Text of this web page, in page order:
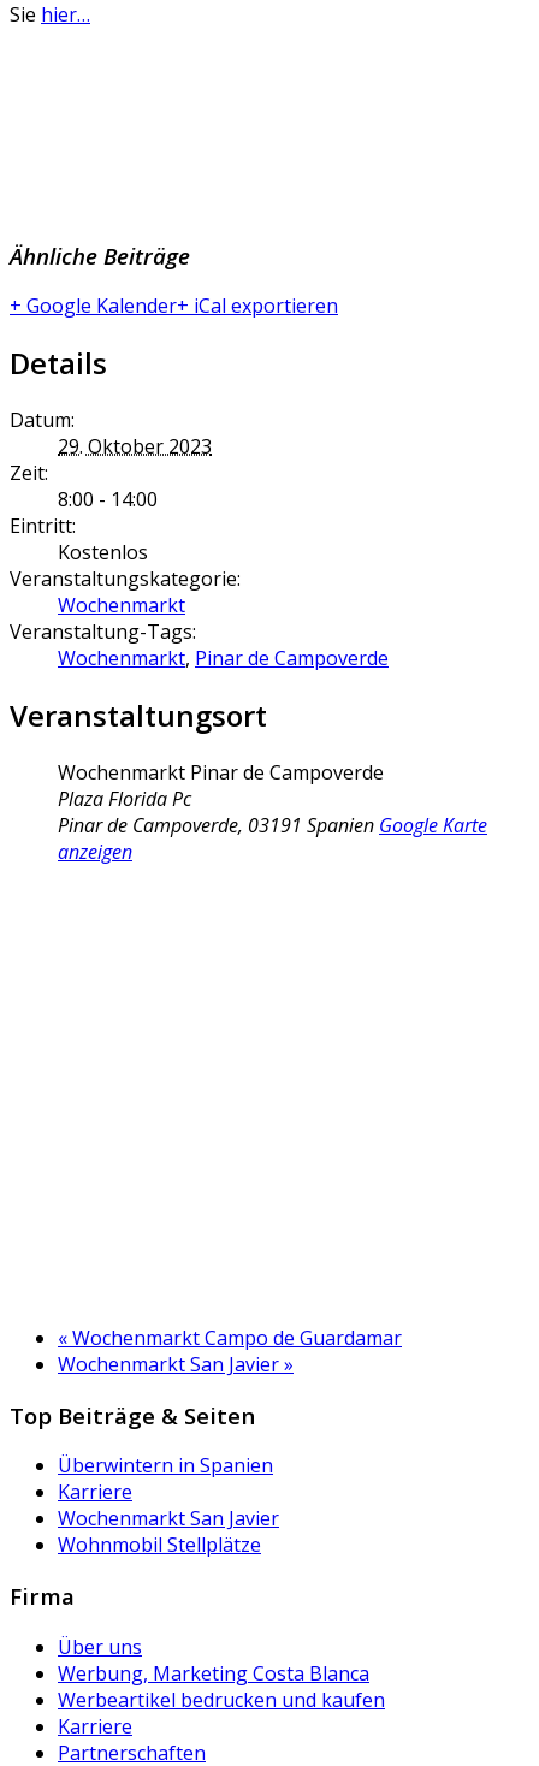
Sie hier…
Ähnliche Beiträge
+ Google Kalender+ iCal exportieren
Details
Datum:
29. Oktober 2023
Zeit:
8:00 - 14:00
Eintritt:
Kostenlos
Veranstaltungskategorie:
Wochenmarkt
Veranstaltung-Tags:
Wochenmarkt, Pinar de Campoverde
Veranstaltungsort
Wochenmarkt Pinar de Campoverde
Plaza Florida Pc
Pinar de Campoverde, 03191 Spanien Google Karte
anzeigen
«Wochenmarkt Campo de Guardamar
Wochenmarkt San Javier»
Top Beiträge & Seiten
Überwintern in Spanien
Karriere
Wochenmarkt San Javier
Wohnmobil Stellplätze
Firma
Über uns
Werbung, Marketing Costa Blanca
Werbeartikel bedrucken und kaufen
Karriere
Partnerschaften